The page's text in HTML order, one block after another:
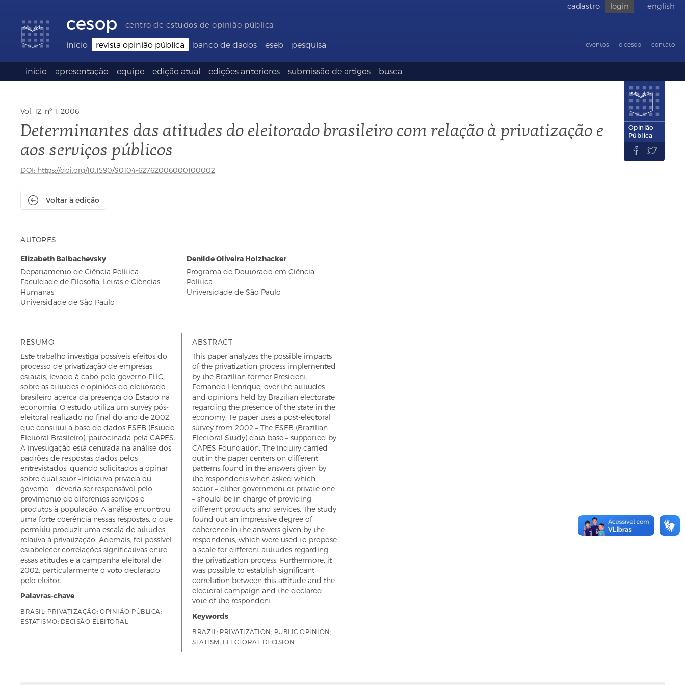
acessibilidade
conteúdo
rodapé
idioma
(Language
selection)
cesop centro de estudos de opinião pública
início revista opinião pública
início apresentação equipe edição atual edições anteriores submissão de artigos busca
banco de dados eseb pesquisa eventos o cesop contato
cadastro login english
Vol. 12, nº 1, 2006
Determinantes das atitudes do eleitorado brasileiro com relação à privatização e
aos serviços públicos
DOI: https://doi.org/10.1590/S0104-62762006000100002
Voltar à edição
Opinião
Pública
 
AUTORES
Elizabeth Balbachevsky
Departamento de Ciência Política
Faculdade de Filosofia, Letras e Ciências
Humanas
Universidade de São Paulo
Denilde Oliveira Holzhacker
Programa de Doutorado em Ciência
Política
Universidade de São Paulo
RESUMO
Este trabalho investiga possíveis efeitos do
processo de privatização de empresas
estatais, levado à cabo pelo governo FHC,
sobre as atitudes e opiniões do eleitorado
brasileiro acerca da presença do Estado na
economia. O estudo utiliza um survey pós-
eleitoral realizado no final do ano de 2002,
que constitui a base de dados ESEB (Estudo
Eleitoral Brasileiro), patrocinada pela CAPES.
A investigação está centrada na análise dos
padrões de respostas dados pelos
entrevistados, quando solicitados a opinar
sobre qual setor –iniciativa privada ou
governo - deveria ser responsável pelo
provimento de diferentes serviços e
produtos à população. A análise encontrou
uma forte coerência nessas respostas, o que
permitiu produzir uma escala de atitudes
relativa à privatização. Ademais, foi possível
estabelecer correlações significativas entre
essas atitudes e a campanha eleitoral de
2002, particularmente o voto declarado
pelo eleitor.
Palavras-chave
BRASIL; PRIVATIZAÇÃO; OPINIÃO PÚBLICA;
ESTATISMO; DECISÃO ELEITORAL
ABSTRACT
This paper analyzes the possible impacts
of the privatization process implemented
by the Brazilian former President,
Fernando Henrique, over the attitudes
and opinions held by Brazilian electorate
regarding the presence of the state in the
economy. Te paper uses a post-electoral
survey from 2002 – The ESEB (Brazilian
Electoral Study) data-base – supported by
CAPES Foundation. The inquiry carried
out in the paper centers on different
patterns found in the answers given by
the respondents when asked which
sector – either government or private one
– should be in charge of providing
different products and services. The study
found out an impressive degree of
coherence in the answers given by the
respondents, which were used to propose
a scale for different attitudes regarding
the privatization process. Furthermore, it
was possible to establish significant
correlation between this attitude and the
electoral campaign and the declared
vote of the respondent.
Keywords
BRAZIL; PRIVATIZATION; PUBLIC OPINION;
STATISM; ELECTORAL DECISION